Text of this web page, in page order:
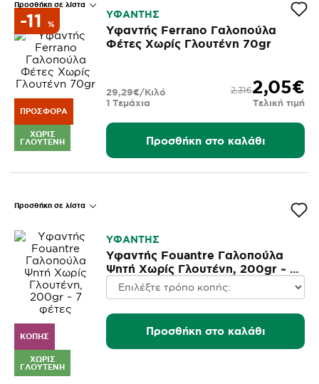
Προσθήκη σε λίστα
ΠΡΟΣΦΟΡΆ
ΧΩΡΊΣ
ΓΛΟΥΤΈΝΗ
-11 %
ΥΦΑΝΤΗΣ
Υφαντής Ferrano Γαλοπούλα
Φέτες Χωρίς Γλουτένη 70gr
2,05€
2,31€
Τελική τιμή
1 Τεμάχια
29,29€/Κιλό
Προσθήκη στο καλάθι
Προσθήκη σε λίστα
ΚΟΠΉΣ
ΧΩΡΊΣ
ΓΛΟΥΤΈΝΗ
ΥΦΑΝΤΗΣ
Υφαντής Fouantre Γαλοπούλα
Ψητή Χωρίς Γλουτένη, 200gr ~ 7
φέτες
Προσθήκη στο καλάθι